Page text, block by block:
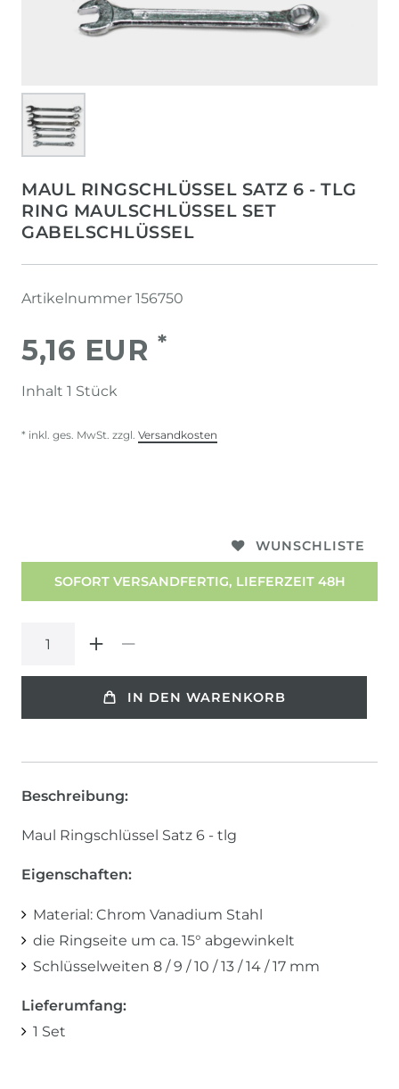
MAUL RINGSCHLÜSSEL SATZ 6 - TLG
RING MAULSCHLÜSSEL SET
GABELSCHLÜSSEL
Artikelnummer 156750
5,16 EUR *
Inhalt 1 Stück
* inkl. ges. MwSt. zzgl. Versandkosten
WUNSCHLISTE
SOFORT VERSANDFERTIG, LIEFERZEIT 48H
IN DEN WARENKORB
Beschreibung:
Maul Ringschlüssel Satz 6 - tlg
Eigenschaften:
Material: Chrom Vanadium Stahl
die Ringseite um ca. 15° abgewinkelt
Schlüsselweiten 8 / 9 / 10 / 13 / 14 / 17 mm
Lieferumfang:
1 Set